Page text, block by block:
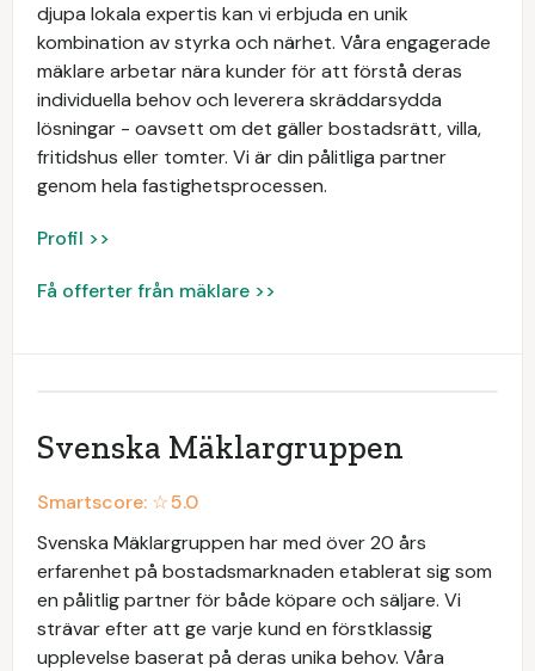
djupa lokala expertis kan vi erbjuda en unik
kombination av styrka och närhet. Våra engagerade
mäklare arbetar nära kunder för att förstå deras
individuella behov och leverera skräddarsydda
lösningar - oavsett om det gäller bostadsrätt, villa,
fritidshus eller tomter. Vi är din pålitliga partner
genom hela fastighetsprocessen.
Profil >>
Få offerter från mäklare >>
Svenska Mäklargruppen
Smartscore: ☆5.0
Svenska Mäklargruppen har med över 20 års
erfarenhet på bostadsmarknaden etablerat sig som
en pålitlig partner för både köpare och säljare. Vi
strävar efter att ge varje kund en förstklassig
upplevelse baserat på deras unika behov. Våra